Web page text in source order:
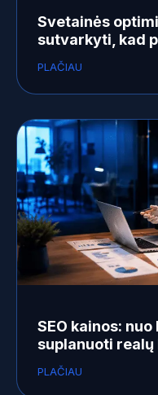
Svetainės
sutvarkyti, kad
PLAČIAU
SEO kainos:
suplanuoti realų
PLAČIAU